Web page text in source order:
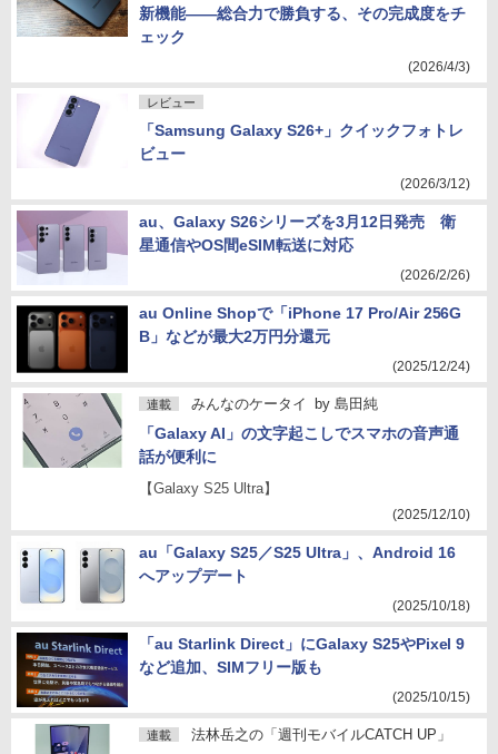
新機能――総合力で勝負する、その完成度をチ
ェック
(2026/4/3)
レビュー
「Samsung Galaxy S26+」クイックフォトレ
ビュー
(2026/3/12)
au、Galaxy S26シリーズを3月12日発売 衛
星通信やOS間eSIM転送に対応
(2026/2/26)
au Online Shopで「iPhone 17 Pro/Air 256G
B」などが最大2万円分還元
(2025/12/24)
連載 みんなのケータイ by 島田純
「Galaxy AI」の文字起こしでスマホの音声通
話が便利に
【Galaxy S25 Ultra】
(2025/12/10)
au「Galaxy S25／S25 Ultra」、Android 16
へアップデート
(2025/10/18)
「au Starlink Direct」にGalaxy S25やPixel 9
など追加、SIMフリー版も
(2025/10/15)
連載 法林岳之の「週刊モバイルCATCH UP」